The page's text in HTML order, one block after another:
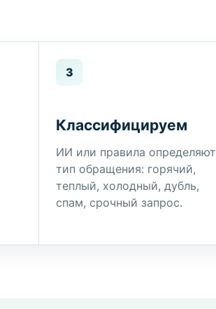
3
Классифицируем
ИИ или правила определяют
тип обращения: горячий,
теплый, холодный, дубль,
спам, срочный запрос.